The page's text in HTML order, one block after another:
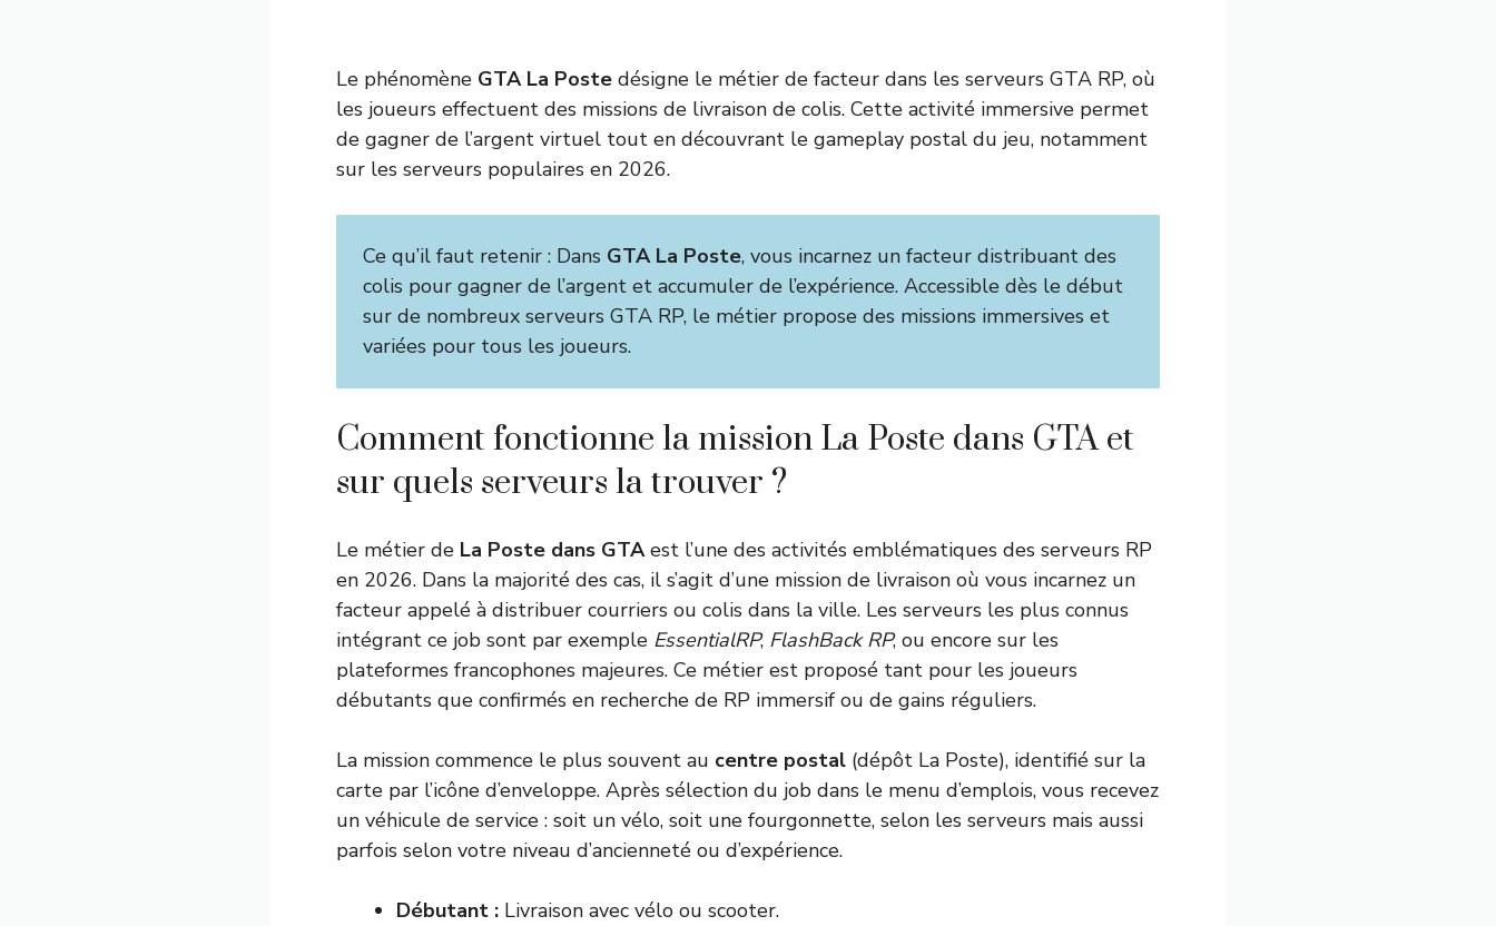
Le phénomène GTA La Poste désigne le métier de facteur dans les serveurs GTA RP, où
les joueurs effectuent des missions de livraison de colis. Cette activité immersive permet
de gagner de l’argent virtuel tout en découvrant le gameplay postal du jeu, notamment
sur les serveurs populaires en 2026.
Ce qu’il faut retenir : Dans GTA La Poste, vous incarnez un facteur distribuant des
colis pour gagner de l’argent et accumuler de l’expérience. Accessible dès le début
sur de nombreux serveurs GTA RP, le métier propose des missions immersives et
variées pour tous les joueurs.
Comment fonctionne la mission La Poste dans GTA et
sur quels serveurs la trouver ?
Le métier de La Poste dans GTAest l’une des activités emblématiques des serveurs RP
en 2026. Dans la majorité des cas, il s’agit d’une mission de livraison où vous incarnez un
facteur appelé à distribuer courriers ou colis dans la ville. Les serveurs les plus connus
intégrant ce job sont par exemple EssentialRP, FlashBack RP, ou encore sur les
plateformes francophones majeures. Ce métier est proposé tant pour les joueurs
débutants que confirmés en recherche de RP immersif ou de gains réguliers.
La mission commence le plus souvent au centre postal (dépôt La Poste), identifié sur la
carte par l’icône d’enveloppe. Après sélection du job dans le menu d’emplois, vous recevez
un véhicule de service : soit un vélo, soit une fourgonnette, selon les serveurs mais aussi
parfois selon votre niveau d’ancienneté ou d’expérience.
Débutant : Livraison avec vélo ou scooter.